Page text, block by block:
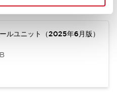
ユニット（2025年6月版）